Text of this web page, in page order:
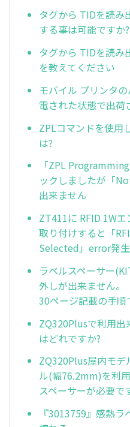
タグから TIDを読み
する事は可能ですか?
タグから TIDを読み
を教えてください
モバイル プリンタ
電された状態で出荷
ZPLコマンドを使用
は?
「ZPL
ックしましたが「
出来ません
ZT411に RFID 1W
取り付けすると「
Selected」error発生
ラベルスペーサー
外しが出来ません。
30ページ記載の手順
ZQ320Plusで利用出
はどれですか?
ZQ320Plus屋内モデ
ル(幅76.2mm)を利
スペーサーが必要で
『3013759』感熱